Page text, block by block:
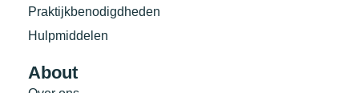
Praktijkbenodigdheden
Hulpmiddelen
About